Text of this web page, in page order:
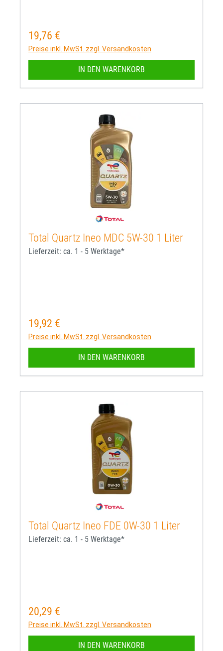
Regulärer Preis:
19,76 €
Preise inkl. MwSt. zzgl. Versandkosten
IN DEN WARENKORB
Total Quartz Ineo MDC 5W-30 1 Liter
Lieferzeit: ca. 1 - 5 Werktage*
Regulärer Preis:
19,92 €
Preise inkl. MwSt. zzgl. Versandkosten
IN DEN WARENKORB
Total Quartz Ineo FDE 0W-30 1 Liter
Lieferzeit: ca. 1 - 5 Werktage*
Regulärer Preis:
20,29 €
Preise inkl. MwSt. zzgl. Versandkosten
IN DEN WARENKORB